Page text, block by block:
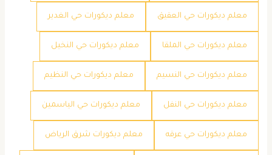
معلم ديكورات حي العقيق معلم ديكورات حي الغدير
معلم ديكورات حي الملقا معلم ديكورات حي النخيل
معلم ديكورات حي النسيم معلم ديكورات حي النظيم
معلم ديكورات حي النفل معلم ديكورات حي الياسمين
معلم ديكورات حي عرقه معلم ديكورات شرق الرياض